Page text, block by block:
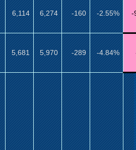
6,114 6,274 -160 -2.55% -
5,681 5,970 -289 -4.84%